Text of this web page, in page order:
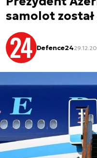
samolot
Defence24